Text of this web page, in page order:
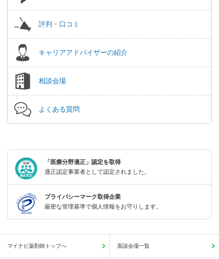
評判・口コミ
キャリアアドバイザーの紹介
相談会場
よくある質問
「医療分野適正」認定を取得
適正認定事業者として認定されました。
プライバシーマーク取得企業
厳密な管理基準で個人情報をお守りします。
マイナビ薬剤師トップへ 面談会場一覧